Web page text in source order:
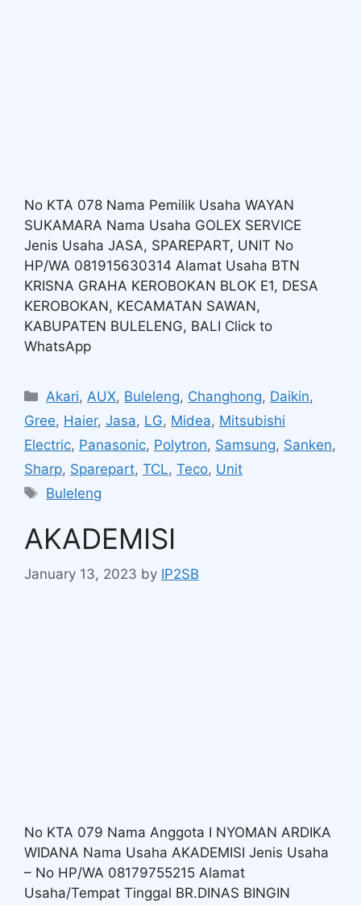
No KTA 078 Nama Pemilik Usaha WAYAN
SUKAMARA Nama Usaha GOLEX SERVICE
Jenis Usaha JASA, SPAREPART, UNIT No
HP/WA 081915630314 Alamat Usaha BTN
KRISNA GRAHA KEROBOKAN BLOK E1, DESA
KEROBOKAN, KECAMATAN SAWAN,
KABUPATEN BULELENG, BALI Click to
WhatsApp
Akari, AUX, Buleleng, Changhong, Daikin,
Gree, Haier, Jasa, LG, Midea, Mitsubishi
Electric, Panasonic, Polytron, Samsung, Sanken,
Sharp, Sparepart, TCL, Teco, Unit
Buleleng
AKADEMISI
January 13, 2023 by IP2SB
No KTA 079 Nama Anggota I NYOMAN ARDIKA
WIDANA Nama Usaha AKADEMISI Jenis Usaha
– No HP/WA 08179755215 Alamat
Usaha/Tempat Tinggal BR.DINAS BINGIN